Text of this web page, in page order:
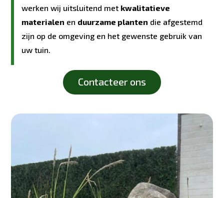
werken wij uitsluitend met kwalitatieve
materialen en duurzame planten die afgestemd
zijn op de omgeving en het gewenste gebruik van
uw tuin.
Contacteer ons